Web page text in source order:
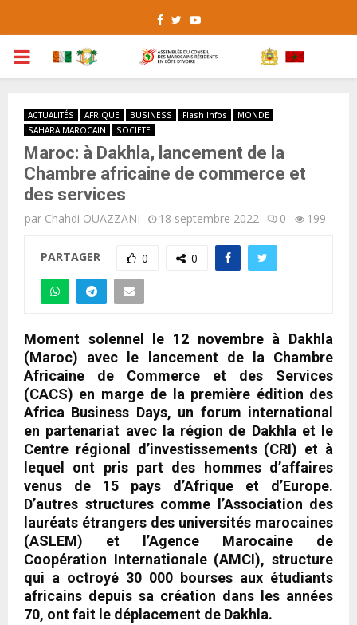
Facebook
TwitterYoutube
PRIMARY
ACTUALITÉS AFRIQUE BUSINESS Flash Infos
MONDE
SAHARA MAROCAIN
SOCIETE
Maroc: à Dakhla, lancement de la
Chambre africaine de commerce et
des services
par Chahdi OUAZZANI 18 septembre 2022 0 199
PARTAGER 0 0
Moment solennel le 12 novembre à Dakhla
(Maroc) avec le lancement de la Chambre
Africaine de Commerce et des Services
(CACS) en marge de la première édition des
Africa Business Days, un forum international
en partenariat avec la région de Dakhla et le
Centre régional d’investissements (CRI) et à
lequel ont pris part des hommes d’affaires
venus de 15 pays d’Afrique et d’Europe.
D’autres structures comme l’Association des
lauréats étrangers des universités marocaines
(ASLEM) et l’Agence Marocaine de
Coopération Internationale (AMCI), structure
qui a octroyé 30 000 bourses aux étudiants
africains depuis sa création dans les années
70, ont fait le déplacement de Dakhla.